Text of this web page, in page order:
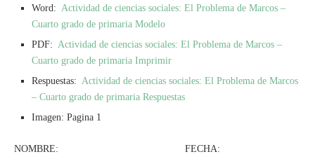
Word: Actividad de ciencias sociales: El Problema de Marcos –
Cuarto grado de primaria Modelo
PDF: Actividad de ciencias sociales: El Problema de Marcos –
Cuarto grado de primaria Imprimir
Respuestas: Actividad de ciencias sociales: El Problema de Marcos
– Cuarto grado de primaria Respuestas
Imagen: Pagina 1
NOMBRE: FECHA: